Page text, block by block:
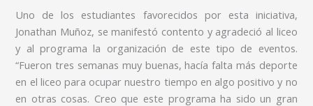
Uno de los estudiantes favorecidos por esta iniciativa,
Jonathan Muñoz, se manifestó contento y agradeció al liceo
y al programa la organización de este tipo de eventos.
“Fueron tres semanas muy buenas, hacía falta más deporte
en el liceo para ocupar nuestro tiempo en algo positivo y no
en otras cosas. Creo que este programa ha sido un gran